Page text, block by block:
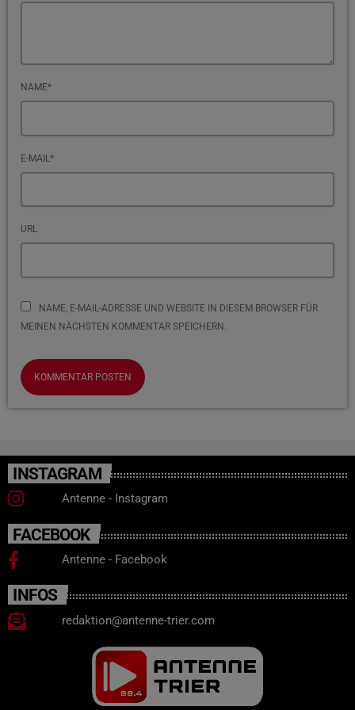
NAME*
E-MAIL*
URL
NAME, E-MAIL-ADRESSE UND WEBSITE IN DIESEM BROWSER FÜR
MEINEN NÄCHSTEN KOMMENTAR SPEICHERN.
INSTAGRAM
Antenne - Instagram
FACEBOOK
Antenne - Facebook
INFOS
redaktion@antenne-trier.com